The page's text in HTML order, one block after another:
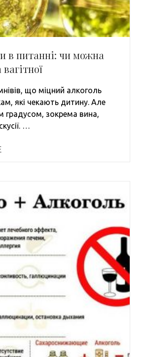
в питанні: чи можна
що міцний алкоголь
які чекають дитину. Але
градусом, зокрема вина,
…